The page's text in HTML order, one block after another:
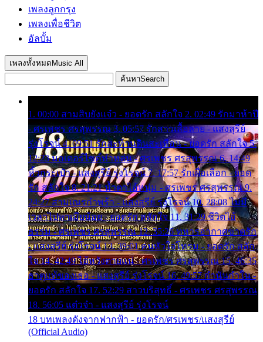
เพลงลูกกรุง
เพลงเพื่อชีวิต
อัลบั้ม
เพลงทั้งหมด Music All
ค้นหาSearch
1. 00:00 สามสิบยังแจ๋ว - ยอดรัก สลักใจ 2. 02:49 รักมาห้าปี
- ศรเพชร ศรสุพรรณ 3. 05:57 รักสาวเสื้อลาย - แสงสุรีย์
รุ่งโรจน์ 4. 09:51 รักสะท้านดินสะเทือน - ยอดรัก สลักใจ 5.
12:23 มอเตอร์ไซค์ทำหล่น - ศรเพชร ศรสุพรรณ 6. 14:49
หิ้วกระเป๋า - แสงสุรีย์ รุ่งโรจน์ 7. 17:57 รักเผื่อเลือก - ยอด
รัก สลักใจ 8. 21:21 น้ำตาไอ้หนุ่ม - ศรเพชร ศรสุพรรณ 9.
24:27 สามเณรกำพร้า - แสงสุรีย์ รุ่งโรจน์ 10. 28:08 ไม่มี
เวลาไปหาเมียน้อย - ยอดรัก สลักใจ 11. 31:29 ชีวิตไอ้
ธรรม - ศรเพชร ศรสุพรรณ 12. 35:26 ทหารอากาศขาดรัก
- แสงสุรีย์ รุ่งโรจน์ 13. 39:01 คนหัวใจโทรม - ยอดรัก สลัก
ใจ 14. 42:49 ไอ้หวังตายแน่ - ศรเพชร ศรสุพรรณ 15. 46:35
ธาตุแท้ของเธอ - แสงสุรีย์ รุ่งโรจน์ 16. 49:57 กำนันกำใน -
ยอดรัก สลักใจ 17. 52:29 สาวบริสุทธิ์ - ศรเพชร ศรสุพรรณ
18. 56:05 แต๋วจ๋า - แสงสุรีย์ รุ่งโรจน์
18 บทเพลงดังจากฟากฟ้า - ยอดรัก/ศรเพชร/แสงสุรีย์
(Official Audio)